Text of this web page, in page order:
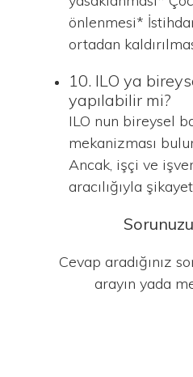
önlenmesi*
ortadan
10. ILO ya
yapılabilir mi?
ILO nun bireysel
mekanizması
Ancak, işçi ve
aracılığıyla
Cevap aradığınız
arayın yada